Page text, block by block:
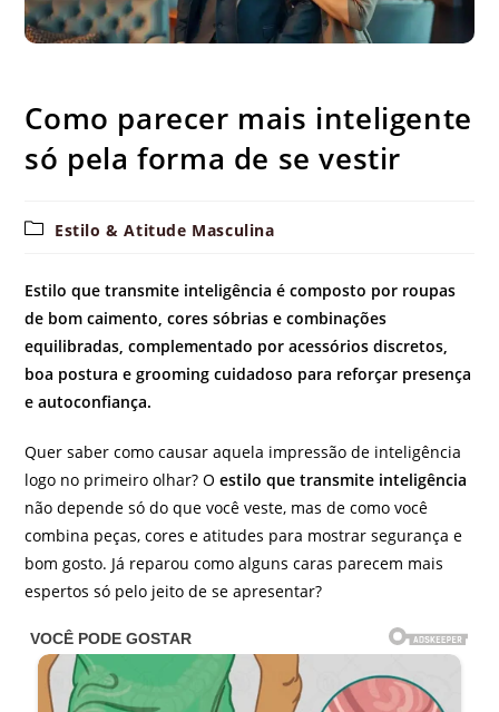
Como parecer mais inteligente
só pela forma de se vestir
Categoria
Estilo & Atitude Masculina
Estilo que transmite inteligência é composto por roupas
de bom caimento, cores sóbrias e combinações
equilibradas, complementado por acessórios discretos,
boa postura e grooming cuidadoso para reforçar presença
e autoconfiança.
Quer saber como causar aquela impressão de inteligência
logo no primeiro olhar? Oestilo que transmite inteligência
não depende só do que você veste, mas de como você
combina peças, cores e atitudes para mostrar segurança e
bom gosto. Já reparou como alguns caras parecem mais
espertos só pelo jeito de se apresentar?